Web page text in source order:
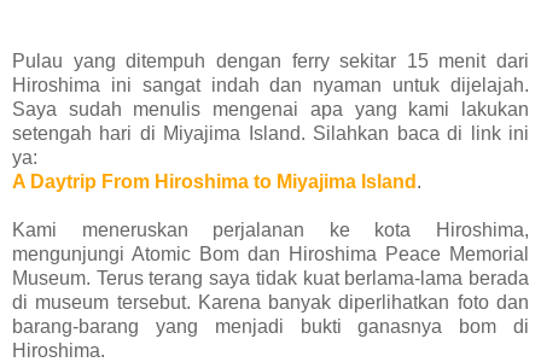
Pulau yang ditempuh dengan ferry sekitar 15 menit dari
Hiroshima ini sangat indah dan nyaman untuk dijelajah.
Saya sudah menulis mengenai apa yang kami lakukan
setengah hari di Miyajima Island. Silahkan baca di link ini
ya:
A Daytrip From Hiroshima to Miyajima Island .
Kami meneruskan perjalanan ke kota Hiroshima,
mengunjungi Atomic Bom dan Hiroshima Peace Memorial
Museum. Terus terang saya tidak kuat berlama-lama berada
di museum tersebut. Karena banyak diperlihatkan foto dan
barang-barang yang menjadi bukti ganasnya bom di
Hiroshima.